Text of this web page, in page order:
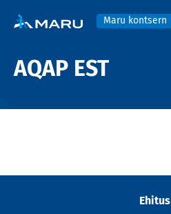
Maru kontsern
AQAP EST
Ehitus